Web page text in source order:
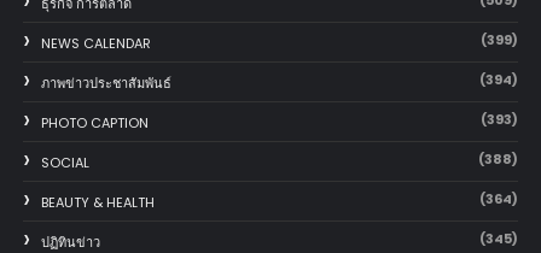
NEWS CALENDAR (399)
ภาพข่าวประชาสัมพันธ์ (394)
PHOTO CAPTION (393)
SOCIAL (388)
BEAUTY & HEALTH (364)
ปฏิทินข่าว (345)